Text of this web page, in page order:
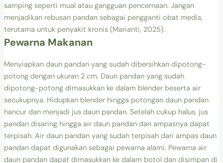
samping seperti mual atau gangguan pencernaan. Jangan
menjadikan rebusan pandan sebagai pengganti obat medis,
terutama untuk penyakit kronis (Marianti, 2025).
Pewarna Makanan
Menyiapkan daun pandan yang sudah dibersihkan dipotong-
potong dengan ukuran 2 cm. Daun pandan yang sudah
dipotong-potong dimasukkan ke dalam blender beserta air
secukupnya. Hidupkan blender hingga potongan daun pandan
hancur dan menjadi jus daun pandan. Setelah cukup halus, jus
pandan disaring hingga air daun pandan dan ampasnya dapat
terpisah. Air daun pandan yang sudah terpisah dari ampas daun
pandan dapat digunakan sebagai pewarna alami. Pewarna air
daun pandan dapat dimasukkan ke dalam botol dan disimpan di